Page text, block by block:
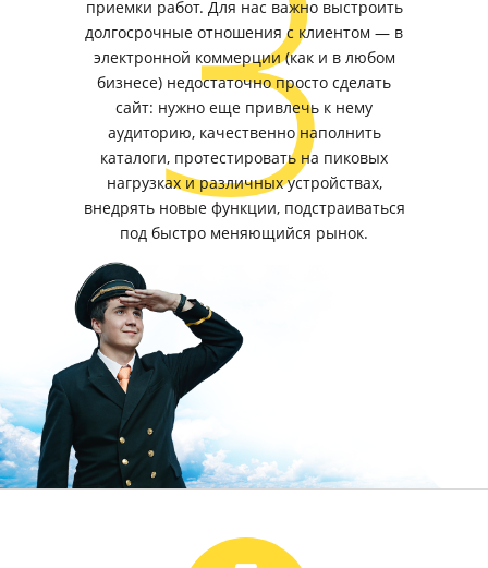
приемки работ. Для нас важно выстроить
долгосрочные отношения с клиентом — в
электронной коммерции (как и в любом
бизнесе) недостаточно просто сделать
сайт: нужно еще привлечь к нему
аудиторию, качественно наполнить
каталоги, протестировать на пиковых
нагрузках и различных устройствах,
внедрять новые функции, подстраиваться
под быстро меняющийся рынок.